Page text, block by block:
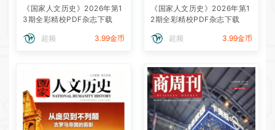
《国家人文历史》2026年第1
3期全彩精校PDF杂志下载
超频 3.99金币
《国家人文历史》2026年第1
2期全彩精校PDF杂志下载
超频 3.99金币